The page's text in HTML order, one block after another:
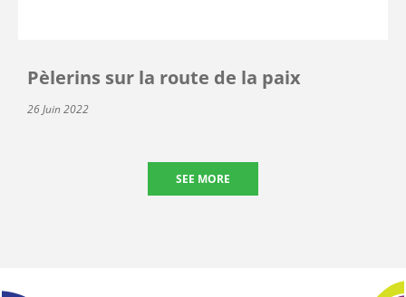
Pèlerins sur la route de la paix
26 Juin 2022
SEE MORE